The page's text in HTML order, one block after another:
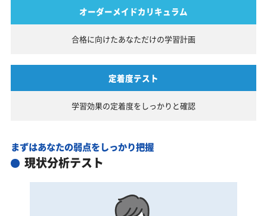
オーダーメイドカリキュラム
合格に向けたあなただけの学習計画
定着度テスト
学習効果の定着度を しっかりと確認
まずはあなたの弱点をしっかり把握
現状分析テスト